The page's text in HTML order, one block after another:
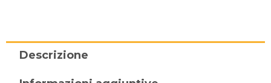
Descrizione